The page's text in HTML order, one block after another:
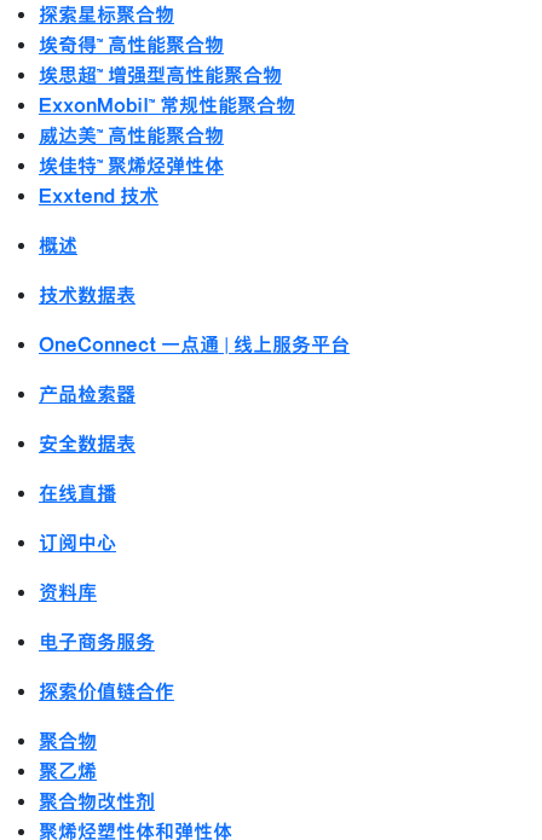
探索星标聚合物
埃奇得™ 高性能聚合物
埃思超™ 增强型高性能聚合物
ExxonMobil™ 常规性能聚合物
威达美™ 高性能聚合物
埃佳特™ 聚烯烃弹性体
Exxtend 技术
概述
技术数据表
OneConnect 一点通 | 线上服务平台
产品检索器
安全数据表
在线直播
订阅中心
资料库
电子商务服务
探索价值链合作
聚合物
聚乙烯
聚合物改性剂
聚烯烃塑性体和弹性体